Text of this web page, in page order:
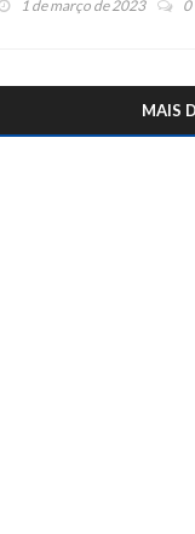
1 de março de 2023 0
MAIS